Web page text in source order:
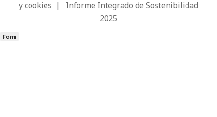
y cookies | Informe Integrado de Sostenibilidad
2025
Form